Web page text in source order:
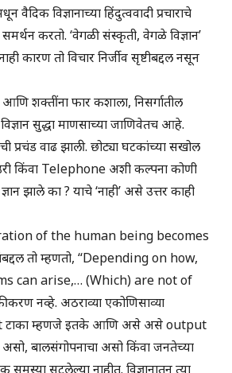
विज्ञानाच्या हिंदुत्ववादी प्रचाराचे
करतो. ‘वेगळी संस्कृती, वेगळे विज्ञान’
कारण तो विचार निर्जीव सृष्टीबद्दल नसून
शक्तींना फार कशाला, निसर्गातील
सुद्धा माणसाच्या जाणिवेतच आहे.
प्रचंड वाढ झाली. छोट्या घटकांच्या सखोल
उरी किंवा Telephone अशी कल्पना कोणी
झाले का ? याचे ‘नाही’ असे उत्तर काही
of the human being becomes
तो म्हणतो, “Depending on how,
can arise,… (Which) are not of
नव्हे. अठराव्या एकोणिसाव्या
टाका म्हणजे इतके आणि असे असे output
बालसंगोपनाचा असो किंवा जनतेच्या
सुटलेल्या नाहीत. विज्ञानातून त्या